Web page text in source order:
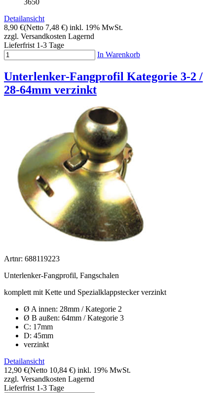
3650
Detailansicht
8,90 €(Netto 7,48 €) inkl. 19% MwSt.
zzgl. Versandkosten Lagernd
Lieferfrist 1-3 Tage
In Warenkorb
Unterlenker-Fangprofil Kategorie 3-2 /
28-64mm verzinkt
Artnr: 688119223
Unterlenker-Fangprofil, Fangschalen
komplett mit Kette und Spezialklappstecker verzinkt
Ø A innen: 28mm / Kategorie 2
Ø B außen: 64mm / Kategorie 3
C: 17mm
D: 45mm
verzinkt
Detailansicht
12,90 €(Netto 10,84 €) inkl. 19% MwSt.
zzgl. Versandkosten Lagernd
Lieferfrist 1-3 Tage